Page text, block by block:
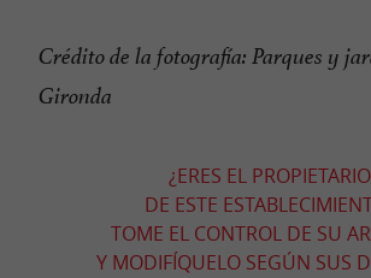
Crédito de la fotografía: Parques y
Gironda
¿ERES EL PROPIETARIO
DE ESTE
TOME EL CONTROL DE SU
Y MODIFÍQUELO SEGÚN SUS